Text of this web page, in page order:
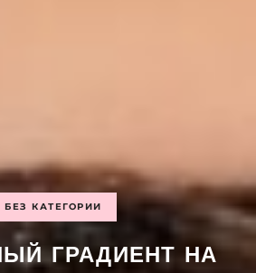
БЕЗ КАТЕГОРИИ
ГРАДИЕНТ НА